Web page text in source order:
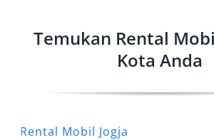
Temukan Rental
Kota Anda
Rental Mobil Jogja